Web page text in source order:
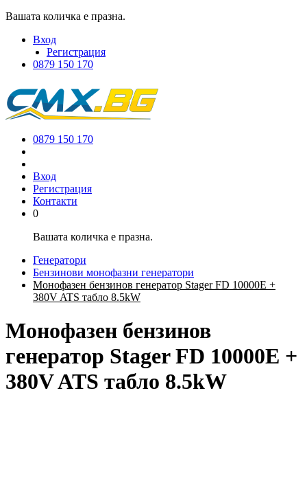
Вашата количка е празна.
Вход
Регистрация
0879 150 170
0879 150 170
Вход
Регистрация
Контакти
0
Вашата количка е празна.
Генератори
Бензинови монофазни генератори
Монофазен бензинов генератор Stager FD 10000E +
380V ATS табло 8.5kW
Монофазен бензинов
генератор Stager FD 10000E +
380V ATS табло 8.5kW